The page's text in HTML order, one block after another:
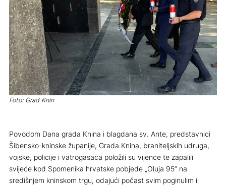
Foto: Grad Knin
Povodom Dana grada Knina i blagdana sv. Ante, predstavnici
Šibensko-kninske županije, Grada Knina, braniteljskih udruga,
vojske, policije i vatrogasaca položili su vijence te zapalili
svijeće kod Spomenika hrvatske pobjede „Oluja 95” na
središnjem kninskom trgu, odajući počast svim poginulim i